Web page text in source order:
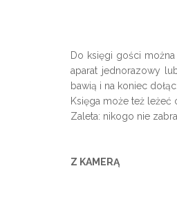
Do księgi gości
aparat jednorazowy
bawią i na koniec
Księga może też leżeć
Zaleta: nikogo nie
Z KAMERĄ